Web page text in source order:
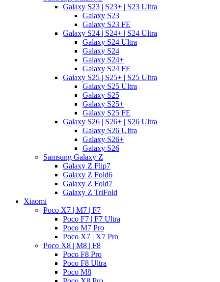
Galaxy S23 | S23+ | S23 Ultra
Galaxy S23
Galaxy S23 FE
Galaxy S24 | S24+ | S24 Ultra
Galaxy S24 Ultra
Galaxy S24
Galaxy S24+
Galaxy S24 FE
Galaxy S25 | S25+ | S25 Ultra
Galaxy S25 Ultra
Galaxy S25
Galaxy S25+
Galaxy S25 FE
Galaxy S26 | S26+ | S26 Ultra
Galaxy S26 Ultra
Galaxy S26+
Galaxy S26
Samsung Galaxy Z
Galaxy Z Flip7
Galaxy Z Fold6
Galaxy Z Fold7
Galaxy Z TriFold
Xiaomi
Poco X7 | M7 | F7
Poco F7 | F7 Ultra
Poco M7 Pro
Poco X7 | X7 Pro
Poco X8 | M8 | F8
Poco F8 Pro
Poco F8 Ultra
Poco M8